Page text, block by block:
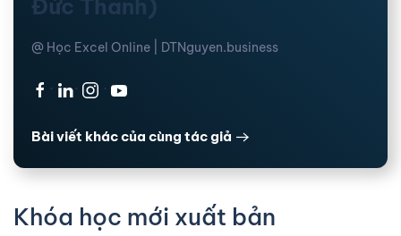
Đức Thanh)
@ Học Excel Online | DTNguyen.business
· · ·
Bài viết khác của cùng tác giả
Khóa học mới xuất bản